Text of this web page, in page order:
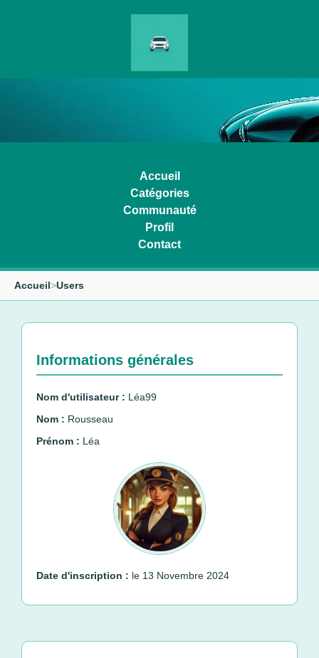
Accueil
Catégories
Communauté
Profil
Contact
Accueil>Users
Informations générales
Nom d'utilisateur : Léa99
Nom : Rousseau
Prénom : Léa
Date d'inscription : le 13 Novembre 2024